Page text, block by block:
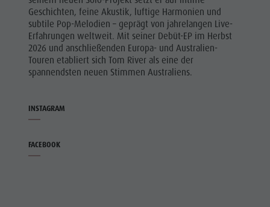
Geschichten, feine Akustik, luftige Harmonien und
subtile Pop-Melodien – geprägt von jahrelangen Live-
Erfahrungen weltweit. Mit seiner Debüt-EP im Herbst
2026 und anschließenden Europa- und Australien-
Touren etabliert sich Tom River als eine der
spannendsten neuen Stimmen Australiens.
INSTAGRAM
FACEBOOK